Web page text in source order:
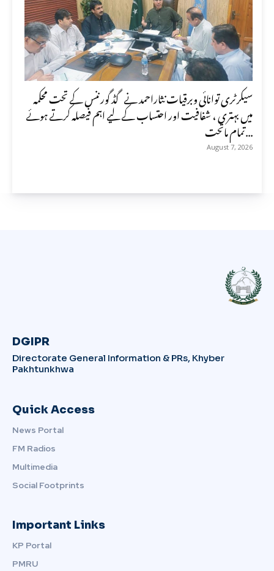
سیکرٹری توانائی وبرقیات نثاراحمد نے گڈ گورننس کے تحت محکمہ
میں بہتری ، شفافیت اور احتساب کے لیے اہم فیصلہ کرتے ہوئے
تمام ماتحت...
August 7, 2026
DGIPR
Directorate General Information & PRs, Khyber
Pakhtunkhwa
Quick Access
News Portal
FM Radios
Multimedia
Social Footprints
Important Links
KP Portal
PMRU